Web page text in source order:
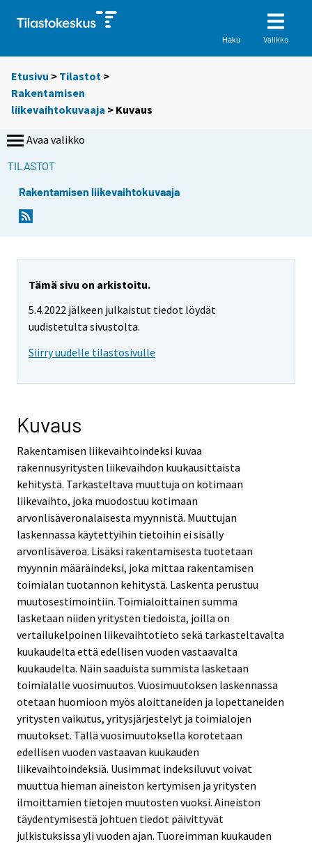
Haku Valikko
Etusivu > Tilastot >
Rakentamisen
liikevaihtokuvaaja > Kuvaus
Avaa valikko
TILASTOT
Rakentamisen liikevaihtokuvaaja
Tämä sivu on arkistoitu.
5.4.2022 jälkeen julkaistut tiedot löydät
uudistetulta sivustolta.
Siirry uudelle tilastosivulle
Kuvaus
Rakentamisen liikevaihtoindeksi kuvaa
rakennusyritysten liikevaihdon kuukausittaista
kehitystä. Tarkasteltava muuttuja on kotimaan
liikevaihto, joka muodostuu kotimaan
arvonlisäveronalaisesta myynnistä. Muuttujan
laskennassa käytettyihin tietoihin ei sisälly
arvonlisäveroa. Lisäksi rakentamisesta tuotetaan
myynnin määräindeksi, joka mittaa rakentamisen
toimialan tuotannon kehitystä. Laskenta perustuu
muutosestimointiin. Toimialoittainen summa
lasketaan niiden yritysten tiedoista, joilla on
vertailukelpoinen liikevaihtotieto sekä tarkasteltavalta
kuukaudelta että edellisen vuoden vastaavalta
kuukaudelta. Näin saaduista summista lasketaan
toimialalle vuosimuutos. Vuosimuutoksen laskennassa
otetaan huomioon myös aloittaneiden ja lopettaneiden
yritysten vaikutus, yritysjärjestelyt ja toimialojen
muutokset. Tällä vuosimuutoksella korotetaan
edellisen vuoden vastaavan kuukauden
liikevaihtoindeksiä. Uusimmat indeksiluvut voivat
muuttua hieman aineiston kertymisen ja yritysten
ilmoittamien tietojen muutosten vuoksi. Aineiston
täydentymisestä johtuen tiedot päivittyvät
julkistuksissa yli vuoden ajan. Tuoreimman kuukauden